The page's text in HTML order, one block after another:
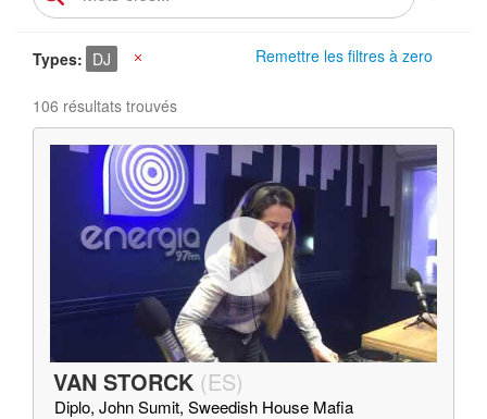
Remettre les filtres à zero
Types DJ
106 résultats trouvés
VAN STORCK (ES)
Diplo, John Sumit, Sweedish House Mafia